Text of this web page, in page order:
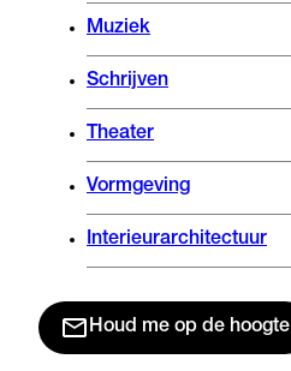
Muziek
Schrijven
Theater
Vormgeving
Interieurarchitectuur
Houd me op de hoogte